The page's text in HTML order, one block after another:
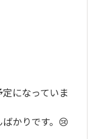
になっていま
かりです。😢